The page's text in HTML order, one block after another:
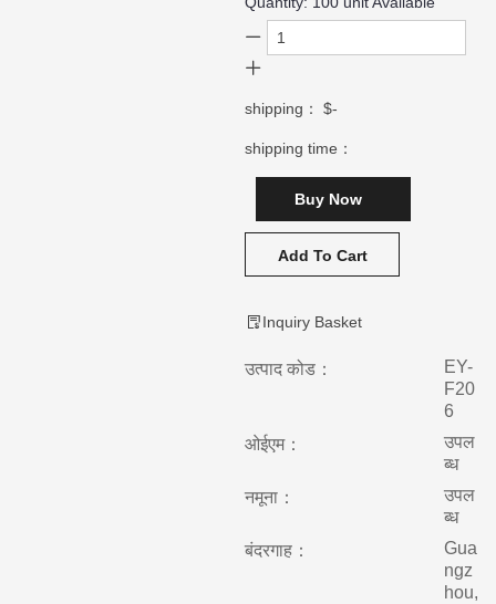
shipping：$-
shipping time：
Buy Now
Add To Cart
Inquiry Basket
उत्पाद कोड：
EY-
F20
6
ओईएम：
उपल
ब्ध
नमूना：
उपल
ब्ध
बंदरगाह：
Gua
ngz
hou,